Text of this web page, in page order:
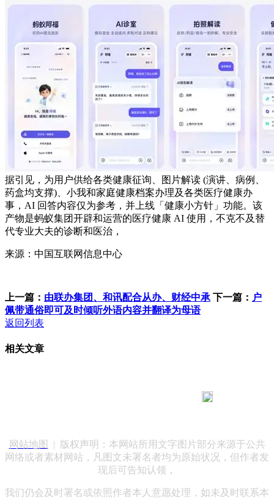
据引见，为用户供给各类健康征询、图片解读 (演讲、病例、
药盒均支撑)、小我和家庭健康档案办理及各类医疗健康办
事，AI 回答内容仅为参考，并上线「健康小方针」功能。该
产物是蚂蚁集团开辟和运营的医疗健康 AI 使用，不克不及替
代专业大夫的诊断和医治，
来源：中国互联网信息中心
上一篇： 由联办集团、和讯配合从办、财经中承 下一篇： 户
佩带通俗即可及时倾听外语内容并翻译为母语
返回列表
相关文章
网站地图
| 版权声明：本网站所用文字图片部分来源于公共
网络或者素材网站，凡图文未署名者均为原始状况，但作者发
现后可告知认领，
我们仍会及时署名或依照作者本人意愿处理，如未及时联系本